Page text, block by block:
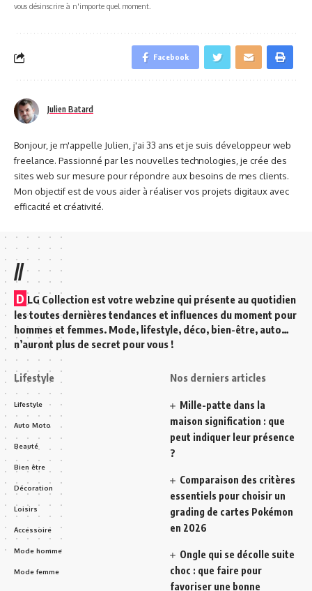
vous désinscrire à n'importe quel moment.
Facebook
Julien Batard
Bonjour, je m'appelle Julien, j'ai 33 ans et je suis développeur web
freelance. Passionné par les nouvelles technologies, je crée des
sites web sur mesure pour répondre aux besoins de mes clients.
Mon objectif est de vous aider à réaliser vos projets digitaux avec
efficacité et créativité.
//
D LG Collection est votre webzine qui présente au quotidien
les toutes dernières tendances et influences du moment pour
hommes et femmes. Mode, lifestyle, déco, bien-être, auto…
n’auront plus de secret pour vous !
Lifestyle
Lifestyle
Auto Moto
Beauté
Bien être
Décoration
Loisirs
Accessoire
Mode homme
Mode femme
Nos derniers articles
Mille-patte dans la
maison signification : que
peut indiquer leur présence
?
Comparaison des critères
essentiels pour choisir un
grading de cartes Pokémon
en 2026
Ongle qui se décolle suite
choc : que faire pour
favoriser une bonne